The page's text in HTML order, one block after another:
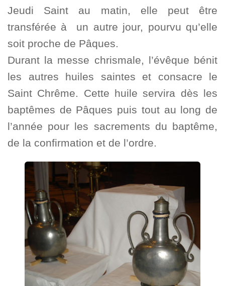
Jeudi Saint au matin, elle peut être
transférée à un autre jour, pourvu qu’elle
soit proche de Pâques.
Durant la messe chrismale, l’évêque bénit
les autres huiles saintes et consacre le
Saint Chrême. Cette huile servira dès les
baptêmes de Pâques puis tout au long de
l’année pour les sacrements du baptême,
de la confirmation et de l’ordre.